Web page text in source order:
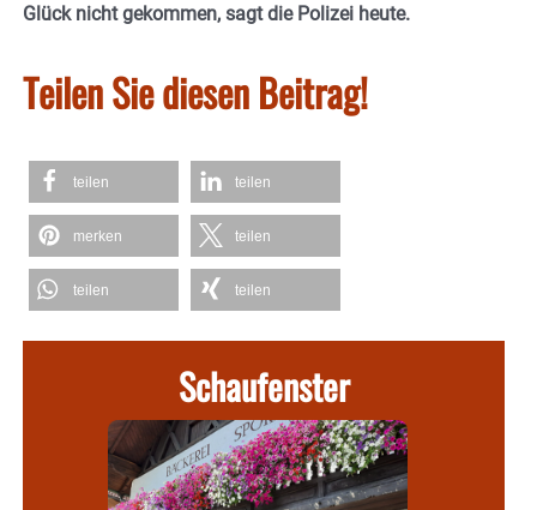
Glück nicht gekommen, sagt die Polizei heute.
Teilen Sie diesen Beitrag!
teilen teilen
merken teilen
teilen teilen
Schaufenster